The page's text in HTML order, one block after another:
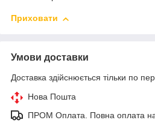
Приховати
Умови доставки
Доставка здійснюється тільки по
Нова Пошта
ПРОМ Оплата. Повна оплата на